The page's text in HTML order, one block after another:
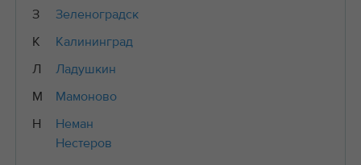
З
Зеленоградск
К
Калининград
Л
Ладушкин
М
Мамоново
Н
Неман
Нестеров